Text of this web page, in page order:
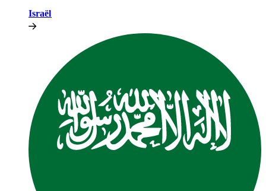
Israël​​